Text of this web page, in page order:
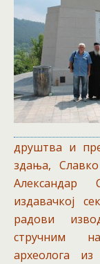
друштва и
здања,
Александар
издавачкој
радови
стручним
археолога